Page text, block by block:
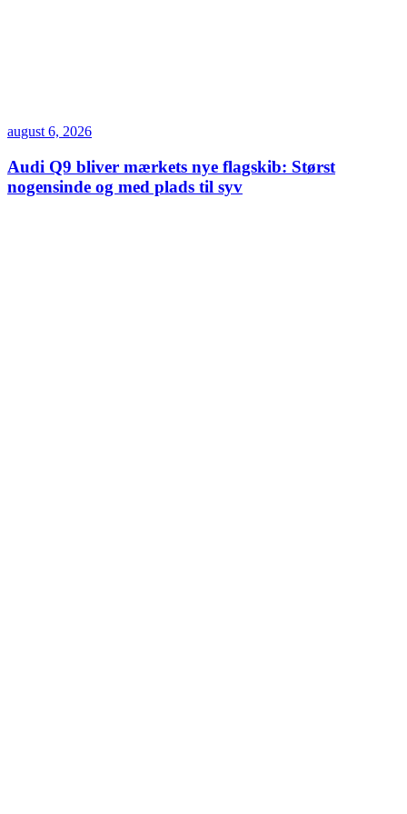
august 6, 2026
Audi Q9 bliver mærkets nye flagskib: Størst
nogensinde og med plads til syv